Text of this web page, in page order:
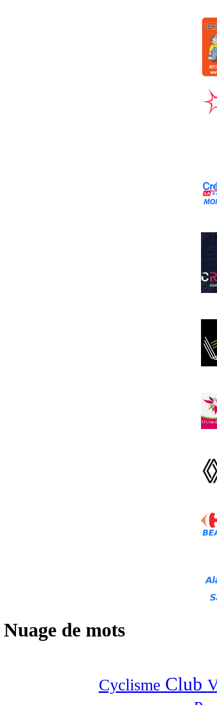
Nuage de mots
Cyclisme Club